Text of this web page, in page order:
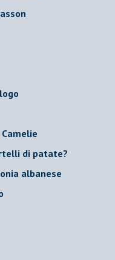
di patate?
albanese